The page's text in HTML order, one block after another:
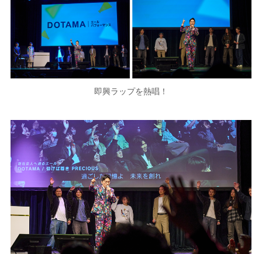
即興ラップを熱唱！